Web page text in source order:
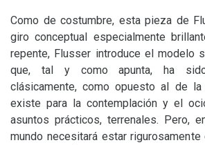
Como de costumbre, esta pieza de
giro conceptual especialmente
repente, Flusser introduce el modelo
que, tal y como apunta, ha sido
clásicamente, como opuesto al de
existe para la contemplación y el
asuntos prácticos, terrenales. Pero,
mundo necesitará estar rigurosamente